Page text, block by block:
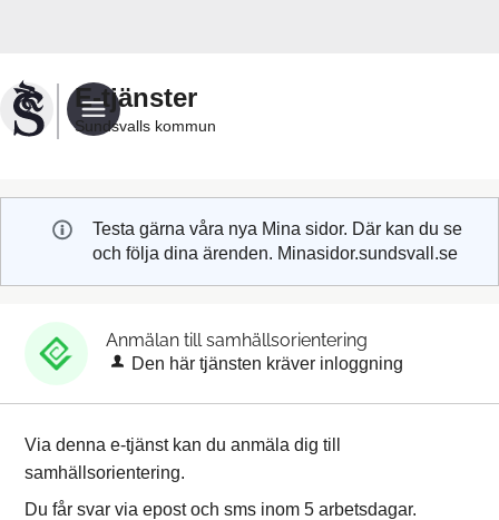
Sundsvalls
kommuns
e-
E-tjänster
Sundsvalls kommun
Testa gärna våra nya Mina sidor. Där kan du se
och följa dina ärenden. Minasidor.sundsvall.se
Anmälan till samhällsorientering
Den här tjänsten kräver inloggning
Via denna e-tjänst kan du anmäla dig till
samhällsorientering.
Du får svar via epost och sms inom 5 arbetsdagar.